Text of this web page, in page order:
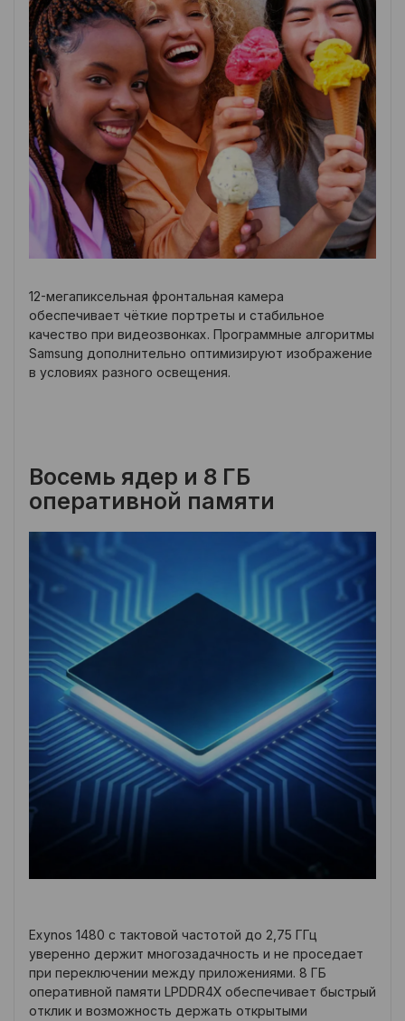
12-мегапиксельная фронтальная камера
обеспечивает чёткие портреты и стабильное
качество при видеозвонках. Программные алгоритмы
Samsung дополнительно оптимизируют изображение
в условиях разного освещения.
Восемь ядер и 8 ГБ
оперативной памяти
Exynos 1480 с тактовой частотой до 2,75 ГГц
уверенно держит многозадачность и не проседает
при переключении между приложениями. 8 ГБ
оперативной памяти LPDDR4X обеспечивает быстрый
отклик и возможность держать открытыми